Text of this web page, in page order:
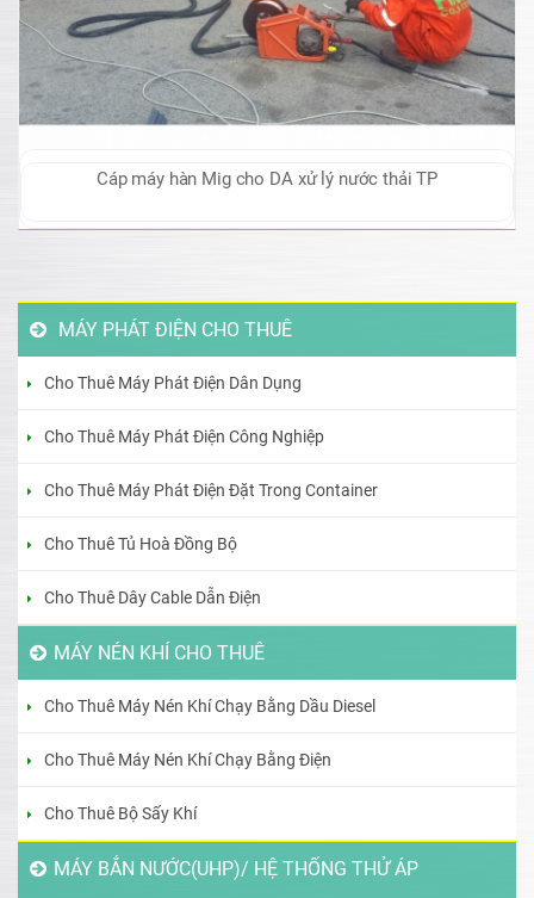
Cáp máy hàn Mig cho DA xử lý nước thải TP
MÁY PHÁT ĐIỆN CHO THUÊ
Cho Thuê Máy Phát Điện Dân Dụng
Cho Thuê Máy Phát Điện Công Nghiệp
Cho Thuê Máy Phát Điện Đặt Trong Container
Cho Thuê Tủ Hoà Đồng Bộ
Cho Thuê Dây Cable Dẫn Điện
MÁY NÉN KHÍ CHO THUÊ
Cho Thuê Máy Nén Khí Chạy Bằng Dầu Diesel
Cho Thuê Máy Nén Khí Chạy Bằng Điện
Cho Thuê Bộ Sấy Khí
MÁY BẮN NƯỚC(UHP)/ HỆ THỐNG THỬ ÁP